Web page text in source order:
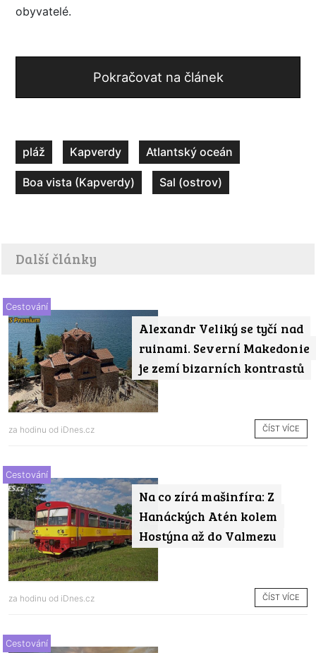
obyvatelé.
Pokračovat na článek
pláž Kapverdy Atlantský oceán
Boa vista (Kapverdy) Sal (ostrov)
Další články
Alexandr Veliký se tyčí nad
ruinami. Severní Makedonie
je zemí bizarních kontrastů
Cestování
za hodinu od iDnes.cz ČÍST VÍCE
Na co zírá mašinfíra: Z
Hanáckých Atén kolem
Hostýna až do Valmezu
Cestování
za hodinu od iDnes.cz ČÍST VÍCE
Cestování